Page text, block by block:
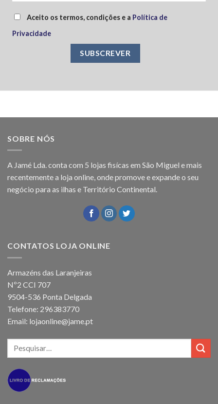
Aceito os termos, condições e a Política de
Privacidade
SOBRE NÓS
A Jamé Lda. conta com 5 lojas fisícas em São Miguel e mais
recentemente a loja online, onde promove e expande o seu
negócio para as ilhas e Território Continental.
CONTATOS LOJA ONLINE
Armazéns das Laranjeiras
Nº2 CCI 707
9504-536 Ponta Delgada
Telefone: 296383770
Email: lojaonline@jame.pt